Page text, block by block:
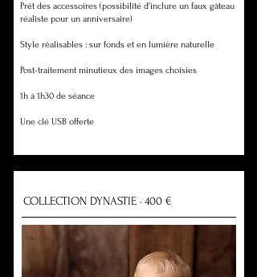
Prêt des accessoires (possibilité d'inclure un faux gâteau
réaliste pour un anniversaire)
Style réalisables : sur fonds et en lumière naturelle
Post-traitement minutieux des images choisies
1h à 1h30 de séance
Une clé USB offerte
COLLECTION DYNASTIE · 400 €